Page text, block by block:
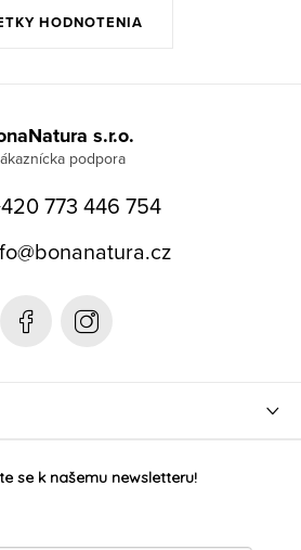
HODNOTENIA
s.r.o.
773 446 754
@bonanatura.cz
se k našemu newsletteru!